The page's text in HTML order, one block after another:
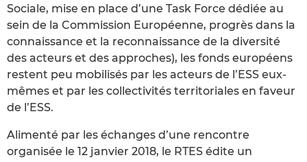
Sociale, mise en place d’une Task Force dédiée au
sein de la Commission Européenne, progrès dans la
connaissance et la reconnaissance de la diversité
des acteurs et des approches), les fonds européens
restent peu mobilisés par les acteurs de l’ESS eux-
mêmes et par les collectivités territoriales en faveur
de l’ESS.
Alimenté par les échanges d’une rencontre
organisée le 12 janvier 2018, le RTES édite un